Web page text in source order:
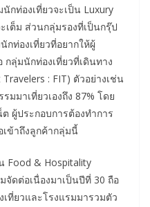
กท่องเที่ยวจะเป็น Luxury
เต็ม ส่วนกลุ่มรองที่เป็นกรุ๊ป
กท่องเที่ยวที่อยากให้ผู้
กลุ่มนักท่องเที่ยวที่เดินทาง
Travelers : FIT) ตัวอย่างเช่น
มมาเที่ยวเองถึง 87% โดย
ผู้ประกอบการต้องทำการ
ข้าถึงลูกค้ากลุ่มนี้
Food & Hospitality
จัดต่อเนื่องมาเป็นปีที่ 30 ถือ
ที่ยวและโรงแรมมารวมตัว